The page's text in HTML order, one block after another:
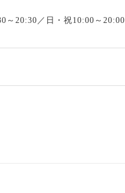
～20:30／日・祝10:00～20:00